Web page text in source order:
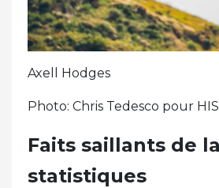
Axell Hodges
Photo: Chris Tedesco pour
Faits saillants de
statistiques